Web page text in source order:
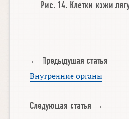
Рис. 14. Клетки кожи
← Предыдущая статья
Внутренние органы
Следующая статья →